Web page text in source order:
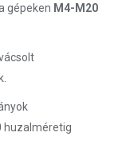
gépeken M4-M20
huzalméretig